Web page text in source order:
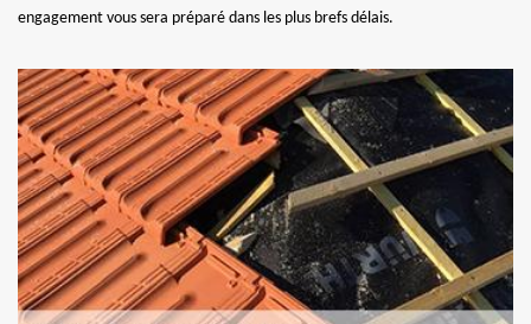
engagement vous sera préparé dans les plus brefs délais.